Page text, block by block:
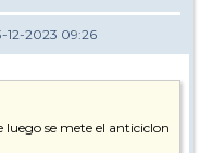
12-2023 09:26
luego se mete el anticiclon